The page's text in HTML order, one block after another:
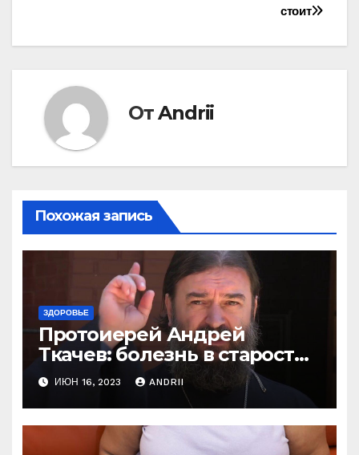
стоит
ОтAndrii
Похожая запись
ЗДОРОВЬЕ
Протоиерей Андрей
Ткачев: болезнь в старости
— это расплата за грехи?
Вот те раз!
ИЮН 16, 2023 ANDRII